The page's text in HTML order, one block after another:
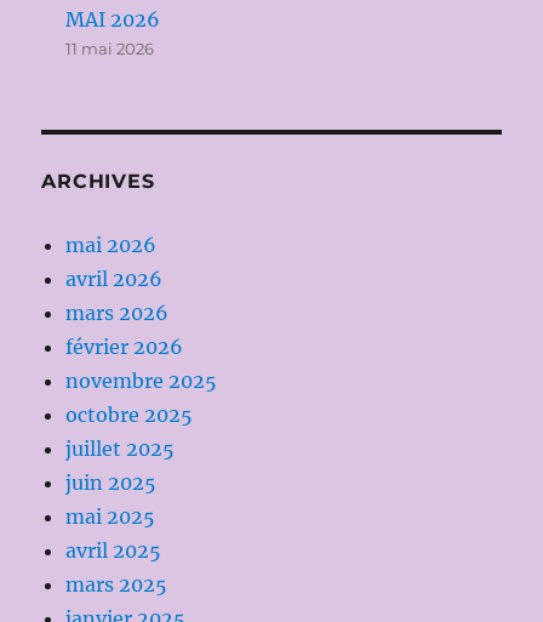
MAI 2026
11 mai 2026
ARCHIVES
mai 2026
avril 2026
mars 2026
février 2026
novembre 2025
octobre 2025
juillet 2025
juin 2025
mai 2025
avril 2025
mars 2025